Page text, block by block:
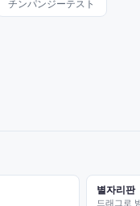
チンパンジーテスト
별자리판
드래그로